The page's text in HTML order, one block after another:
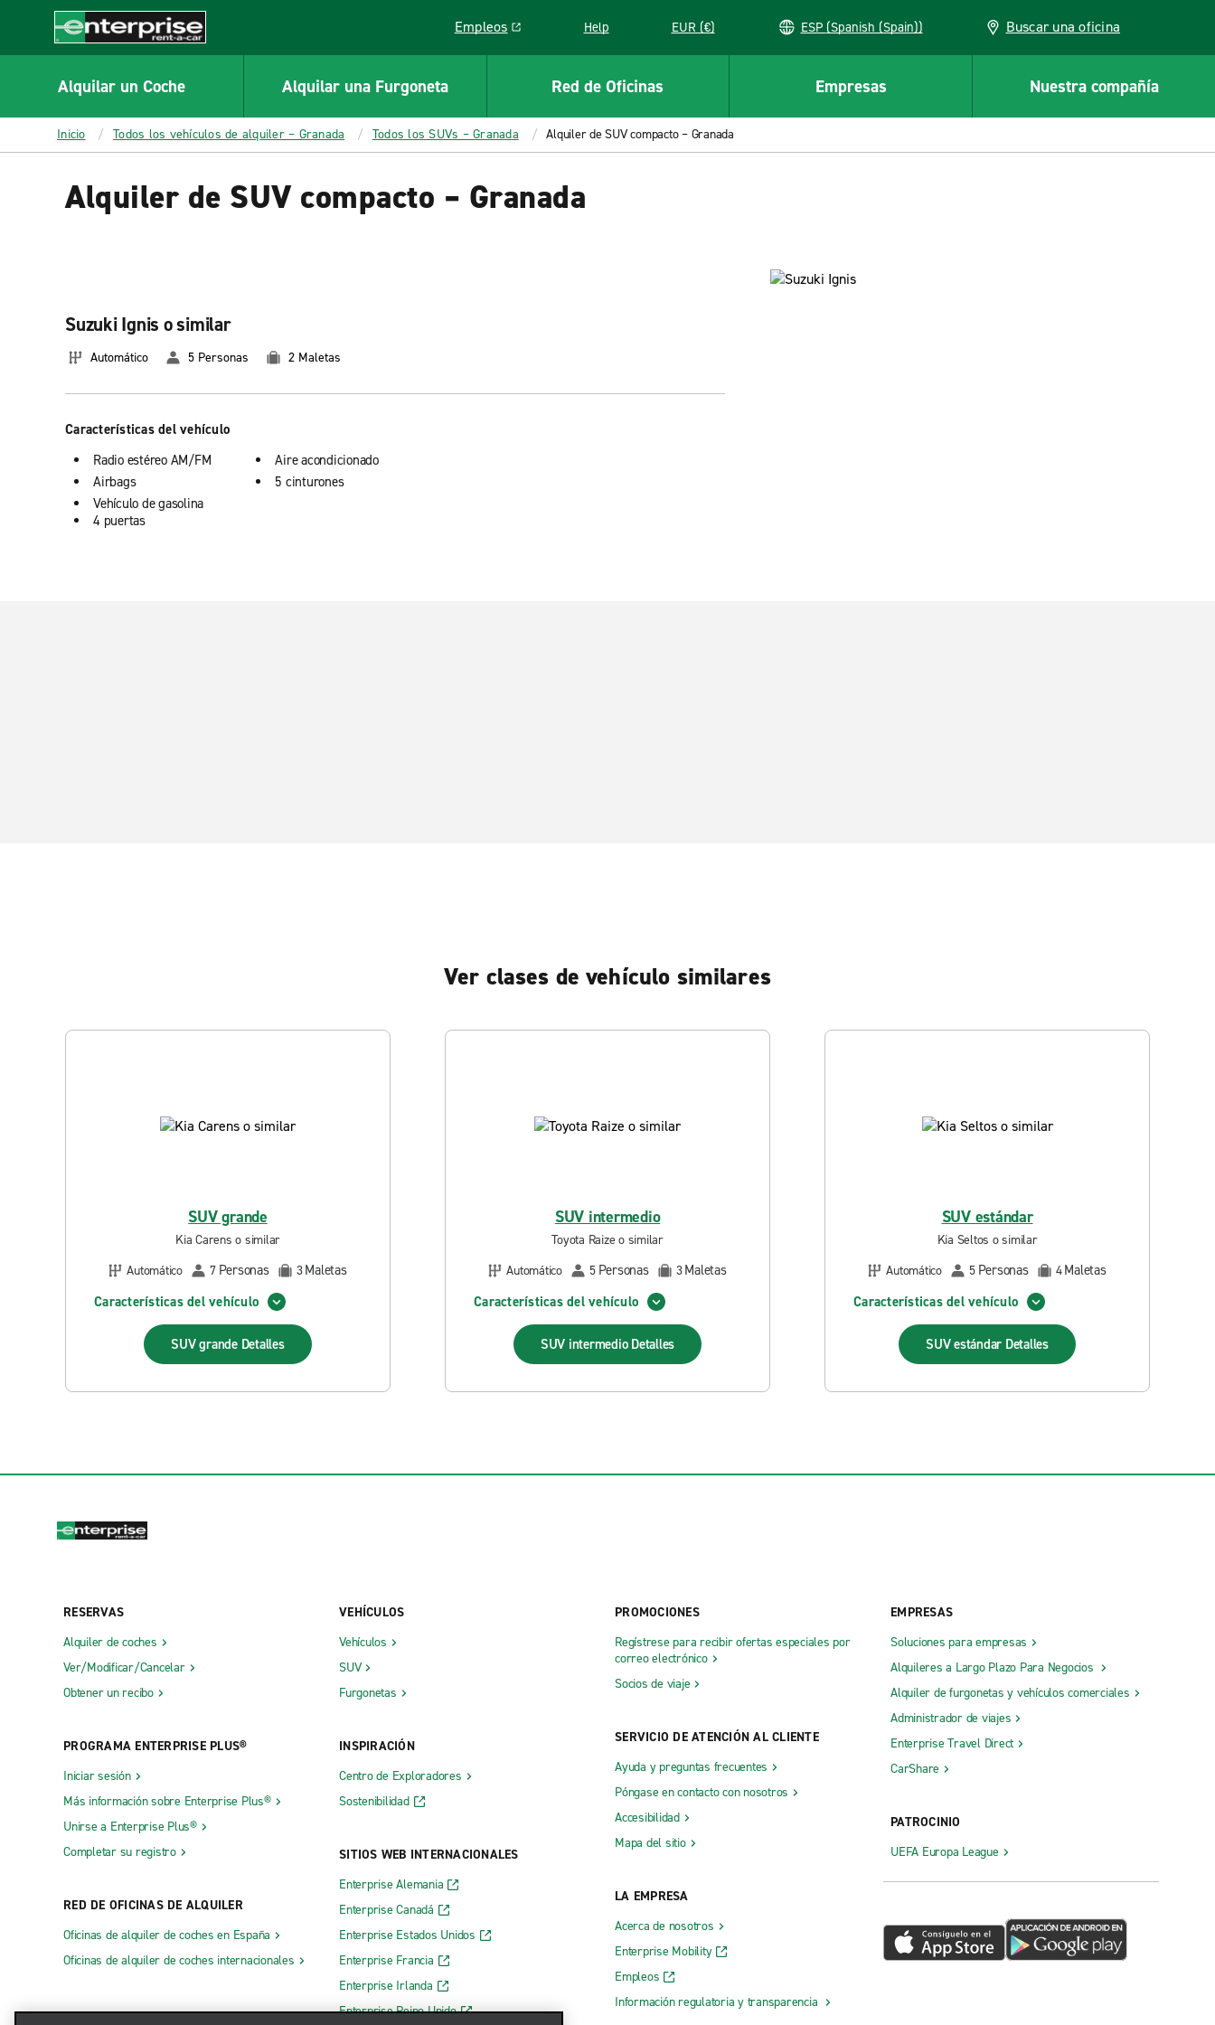
CONTENT
Enterprise
Empleos
Link opens in a new window
Help EUR (€) ESP (Spanish (Spain)) Buscar una oficina
Alquilar un Coche Alquilar una Furgoneta Red de Oficinas Empresas Nuestra compañía
Inicio Todos los vehículos de alquiler – Granada Todos los SUVs – Granada Alquiler de SUV compacto – Granada
Alquiler de SUV compacto – Granada
Suzuki Ignis o similar
Automático 5 Personas 2 Maletas
Características del vehículo
Radio estéreo AM/FM
Airbags
Vehículo de gasolina
Aire acondicionado
5 cinturones
4 puertas
Ver clases de vehículo similares
SUV grande
Kia Carens o similar
Automático
7 Personas 3Maletas
Características del vehículo
SUV grande Detalles
SUV intermedio
Toyota Raize o similar
Automático
5 Personas 3Maletas
Características del vehículo
SUV intermedio Detalles
SUV estándar
Kia Seltos o similar
Automático
5 Personas 4Maletas
Características del vehículo
SUV estándar Detalles
RESERVAS
Alquiler de coches
Ver/Modificar/Cancelar
Obtener un recibo
PROGRAMA ENTERPRISE PLUS®
Iniciar sesión
Más información sobre Enterprise Plus®
Unirse a Enterprise Plus®
Completar su registro
RED DE OFICINAS DE ALQUILER
Oficinas de alquiler de coches en España
Oficinas de alquiler de coches internacionales
VEHÍCULOS
Vehículos
SUV
Furgonetas
INSPIRACIÓN
Centro de Exploradores
Sostenibilidad
SITIOS WEB INTERNACIONALES
Enterprise Alemania
Enterprise Canadá
Enterprise Estados Unidos
Enterprise Francia
Enterprise Irlanda
Enterprise Reino Unido
PROMOCIONES
Regístrese para recibir ofertas especiales por
correo electrónico
Socios de viaje
SERVICIO DE ATENCIÓN AL CLIENTE
Ayuda y preguntas frecuentes
Póngase en contacto con nosotros
Accesibilidad
Mapa del sitio
LA EMPRESA
Acerca de nosotros
Enterprise Mobility
Empleos
Información regulatoria y transparencia
EMPRESAS
Soluciones para empresas
Alquileres a Largo Plazo Para Negocios
Alquiler de furgonetas y vehículos comerciales
Administrador de viajes
Enterprise Travel Direct
CarShare
PATROCINIO
UEFA Europa League